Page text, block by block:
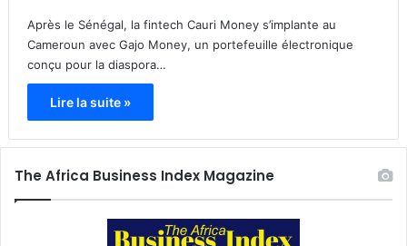
Après le Sénégal, la fintech Cauri Money s’implante au
Cameroun avec Gajo Money, un portefeuille électronique
conçu pour la diaspora…
Lire la suite »
The Africa Business Index Magazine